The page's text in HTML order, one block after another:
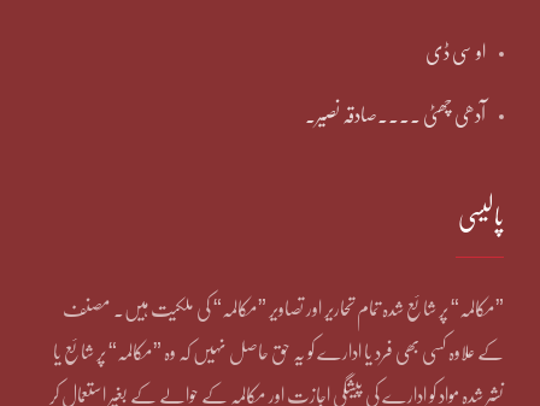
او سی ڈی
آدھی چھٹی ۔۔۔۔صادقہ نصیر۔
پالیسی
”مکالمہ“ پر شائع شدہ تمام تحاریر اور تصاویر ”مکالمہ“ کی ملکیت ہیں۔ مصنف
کے علاوہ کسی بھی فرد یا ادارے کو یہ حق حاصل نہیں کہ وہ ”مکالمہ“ پر شائع یا
نشر شدہ مواد کو ادارے کی پیشگی اجازت اور مکالمہ کے حوالے کے بغیر استعمال کر